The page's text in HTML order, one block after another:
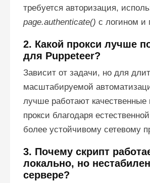
требуется авторизация,
page.authenticate() с логином и
2. Какой прокси лучше
для Puppeteer?
Зависит от задачи, но для
масштабируемой
лучше работают
прокси благодаря
более устойчивому сетевому
3. Почему скрипт
локально, но
сервере?